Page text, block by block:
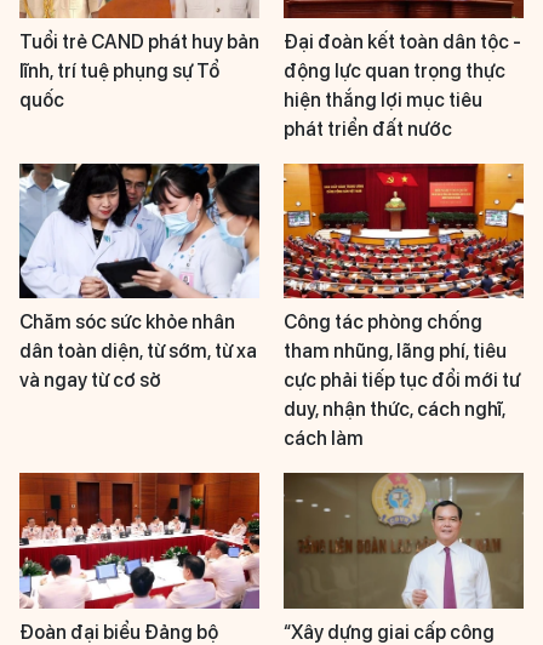
Tuổi trẻ CAND phát huy bản
lĩnh, trí tuệ phụng sự Tổ
quốc
Đại đoàn kết toàn dân tộc -
động lực quan trọng thực
hiện thắng lợi mục tiêu
phát triển đất nước
Chăm sóc sức khỏe nhân
dân toàn diện, từ sớm, từ xa
và ngay từ cơ sở
Công tác phòng chống
tham nhũng, lãng phí, tiêu
cực phải tiếp tục đổi mới tư
duy, nhận thức, cách nghĩ,
cách làm
Đoàn đại biểu Đảng bộ
“Xây dựng giai cấp công